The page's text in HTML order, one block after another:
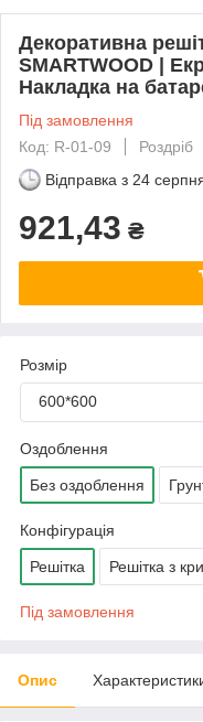
Декоративна
SMARTWOOD |
Накладка на
Під замовлення
Код: R-01-09
Роздріб
Відправка з 24
921,43 ₴
Розмір
600*600
Оздоблення
Без оздоблення
Конфігурація
Решітка Решітка з
Під замовлення
Опис